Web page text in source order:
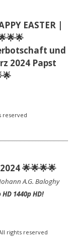
EASTER |
und
2024 Papst
reserved
🌟🌟🌟🌟
A.G. Baloghy
1440p HD!
rights reserved